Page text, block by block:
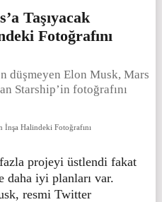
Taşıyacak
Fotoğrafını
düşmeyen Elon Musk, Mars
Starship’in fotoğrafını
projeyi üstlendi fakat
daha iyi planları var.
resmi Twitter